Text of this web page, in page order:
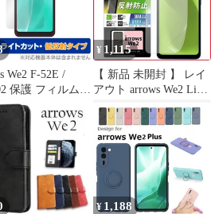
ム ワンタッチ貼
気泡ゼロ/ケースと
ず/硬度9H/飛散
紋防止/指紋認証
We2 F-52E /
保護 フィルム
Eye Protector
for アローズ ス
液晶保護 ブルーラ
ット 反射防止
¥ 1,115
【 新品 未開封 】 レイ
アウト arrows We2 Like
standard フィルム 指紋
防止 反射防止 抗菌・抗
ウイルス RT-ARW2F/B1
未使用 送料無料
¥ 1,188